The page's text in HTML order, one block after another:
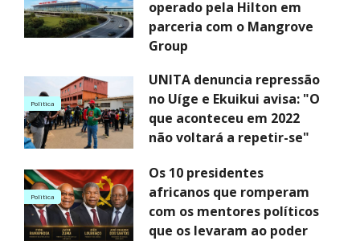
operado pela Hilton em
parceria com o Mangrove
Group
Politica
UNITA denuncia repressão
no Uíge e Ekuikui avisa: "O
que aconteceu em 2022
não voltará a repetir-se"
Politica
Os 10 presidentes
africanos que romperam
com os mentores políticos
que os levaram ao poder